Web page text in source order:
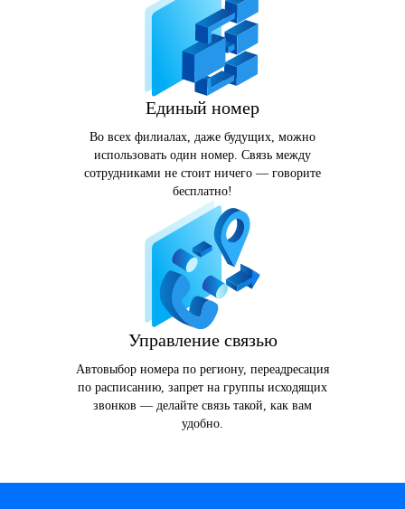
Единый номер
Во всех филиалах, даже будущих, можно
использовать один номер. Связь между
сотрудниками не стоит ничего — говорите
бесплатно!
Управление связью
Автовыбор номера по региону, переадресация
по расписанию, запрет на группы исходящих
звонков — делайте связь такой, как вам
удобно.